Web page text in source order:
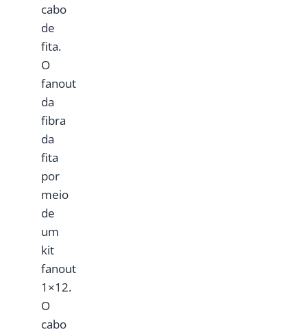
cabo
de
fita.
O
fanout
da
fibra
da
fita
por
meio
de
um
kit
fanout
1×12.
O
cabo